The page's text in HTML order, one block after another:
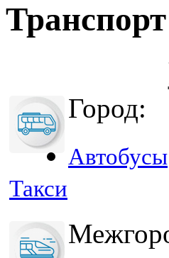
Транспорт
Город:
Автобусы
Такси